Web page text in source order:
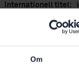
Om
Internationell titel:
processes -
Health and